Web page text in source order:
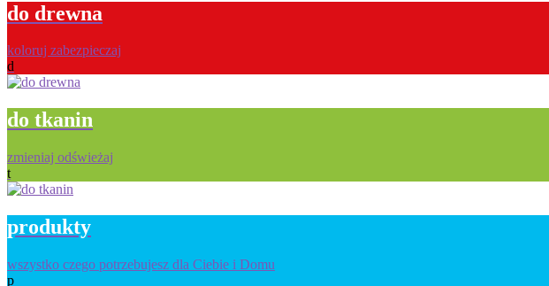
do drewna
koloruj zabezpieczaj
d
do tkanin
zmieniaj odświeżaj
t
produkty
wszystko czego potrzebujesz dla Ciebie i Domu
p